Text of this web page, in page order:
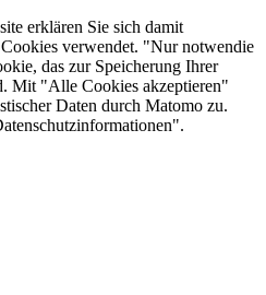
erklären Sie sich damit
Cookies verwendet. "Nur notwendie
das zur Speicherung Ihrer
Mit "Alle Cookies akzeptieren"
Daten durch Matomo zu.